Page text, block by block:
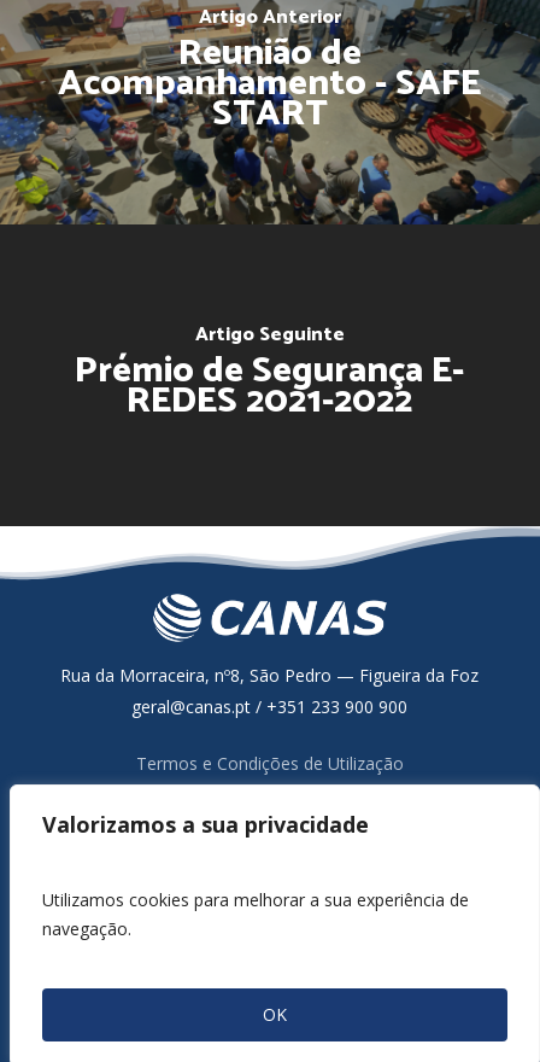
Valorizamos a sua privacidade
Utilizamos cookies para melhorar a sua experiência de
navegação.
OK
Artigo Anterior
Reunião de
Acompanhamento - SAFE
START
Artigo Seguinte
Prémio de Segurança E-
REDES 2021-2022
Rua da Morraceira, nº8, São Pedro — Figueira da Foz
geral@canas.pt / +351 233 900 900
Termos e Condições de Utilização
Resolução Alternativa de Litígios de Consumo
Canal de Denúncia
Servers Powered byGRIFIN, SSI, Lda.
Built byGRIFIN.